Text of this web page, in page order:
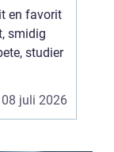
en favorit
smidig
studier
08 juli 2026